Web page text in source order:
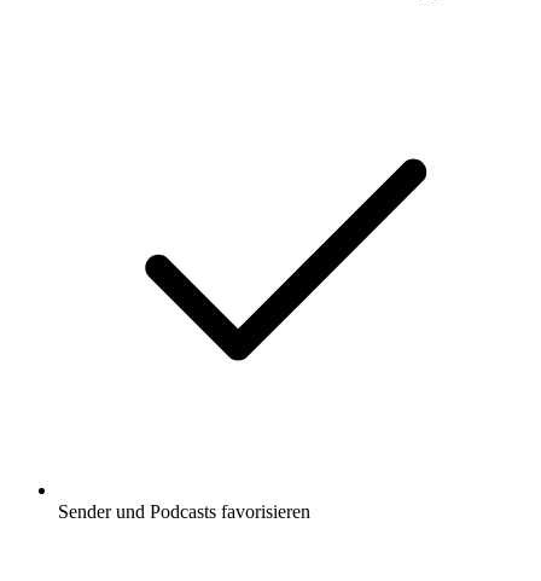
Sender und Podcasts favorisieren